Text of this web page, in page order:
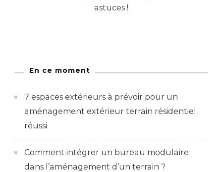
astuces !
En ce moment
7 espaces extérieurs à prévoir pour un
aménagement extérieur terrain résidentiel
réussi
Comment intégrer un bureau modulaire
dans l’aménagement d’un terrain ?